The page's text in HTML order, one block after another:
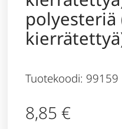
polyesteriä
Tuotekoodi: 99159
8,85 €